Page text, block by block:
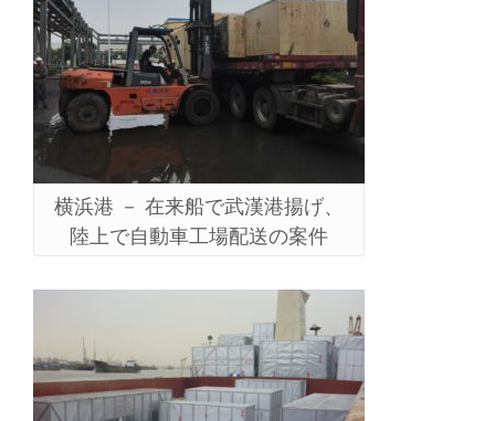
横浜港 － 在来船で武漢港揚げ、
陸上で自動車工場配送の案件